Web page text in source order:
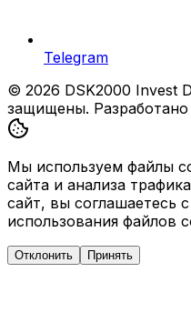
Telegram
© 2026 DSK2000 Invest
защищены. Разработано
Мы используем файлы
сайта и анализа
сайт, вы соглашаетесь
использования файлов
Отклонить Принять